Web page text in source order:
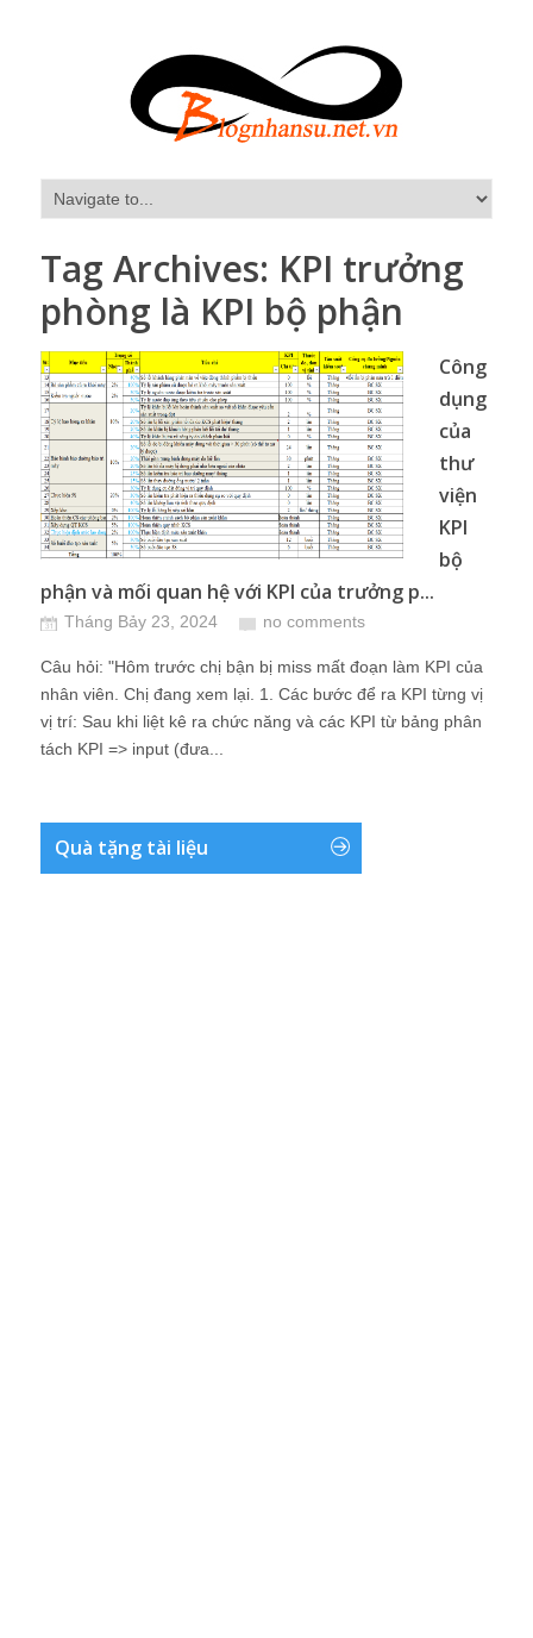
Tag Archives: KPI trưởng
phòng là KPI bộ phận
Công
dụng
của
thư
viện
KPI
bộ
phận và mối quan hệ với KPI của trưởng p...
Tháng Bảy 23, 2024 no comments
Câu hỏi: "Hôm trước chị bận bị miss mất đoạn làm KPI của
nhân viên. Chị đang xem lại. 1. Các bước để ra KPI từng vị
vị trí: Sau khi liệt kê ra chức năng và các KPI từ bảng phân
tách KPI => input (đưa...
Quà tặng tài liệu